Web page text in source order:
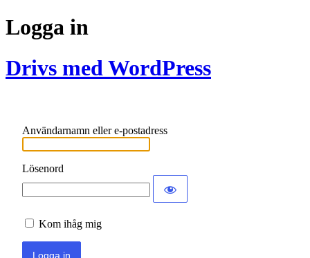
Logga in
Drivs med WordPress
Användarnamn eller e-postadress
Lösenord
Kom ihåg mig